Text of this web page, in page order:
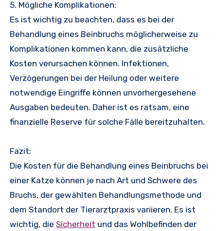
5. Mögliche Komplikationen:
Es ist wichtig zu beachten, dass es bei der
Behandlung eines Beinbruchs möglicherweise zu
Komplikationen kommen kann, die zusätzliche
Kosten verursachen können. Infektionen,
Verzögerungen bei der Heilung oder weitere
notwendige Eingriffe können unvorhergesehene
Ausgaben bedeuten. Daher ist es ratsam, eine
finanzielle Reserve für solche Fälle bereitzuhalten.
Fazit:
Die Kosten für die Behandlung eines Beinbruchs bei
einer Katze können je nach Art und Schwere des
Bruchs, der gewählten Behandlungsmethode und
dem Standort der Tierarztpraxis variieren. Es ist
wichtig, die Sicherheit und das Wohlbefinden der